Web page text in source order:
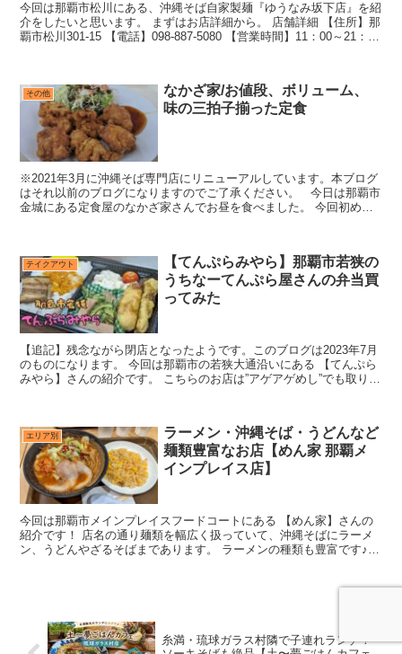
今回は那覇市松川にある、沖縄そば自家製麺『ゆうなみ坂下店』を紹
介をしたいと思います。 まずはお店詳細から。 店舗詳細 【住所】那
覇市松川301-15 【電話】098-887-5080 【営業時間】11：00～21：00
その他
なかざ家/お値段、ボリューム、
味の三拍子揃った定食
※2021年3月に沖縄そば専門店にリニューアルしています。本ブログ
はそれ以前のブログになりますのでご了承ください。 今日は那覇市
金城にある定食屋のなかざ家さんでお昼を食べました。 今回初めて
テイクアウト
【てんぷらみやら】那覇市若狭の
うちなーてんぷら屋さんの弁当買
ってみた
【追記】残念ながら閉店となったようです。このブログは2023年7月
のものになります。 今回は那覇市の若狭大通沿いにある 【てんぷら
みやら】さんの紹介です。 こちらのお店は”アゲアゲめし”でも取り上
エリア別
ラーメン・沖縄そば・うどんなど
麺類豊富なお店【めん家 那覇メ
インプレイス店】
今回は那覇市メインプレイスフードコートにある 【めん家】さんの
紹介です！ 店名の通り麺類を幅広く扱っていて、沖縄そばにラーメ
ン、うどんやざるそばまであります。 ラーメンの種類も豊富です♪
糸満・琉球ガラス村隣で子連れランチ！